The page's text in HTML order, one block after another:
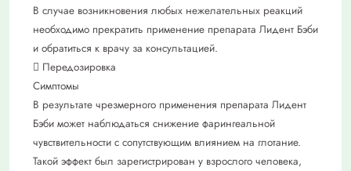
В случае возникновения любых нежелательных реакций
необходимо прекратить применение препарата Лидент Бэби
и обратиться к врачу за консультацией.
 Передозировка
Симптомы
В результате чрезмерного применения препарата Лидент
Бэби может наблюдаться снижение фарингеальной
чувствительности с сопутствующим влиянием на глотание.
Такой эффект был зарегистрирован у взрослого человека,